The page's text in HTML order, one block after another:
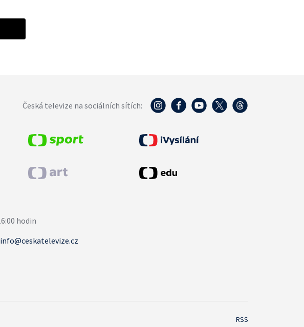
Česká televize na sociálních sítích:
info@ceskatelevize.cz
RSS